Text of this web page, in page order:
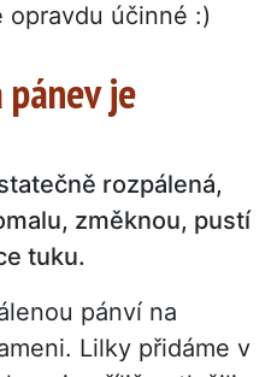
účinné :)
je
rozpálená,
změknou, pustí
tuku.
pánví na
Lilky přidáme v